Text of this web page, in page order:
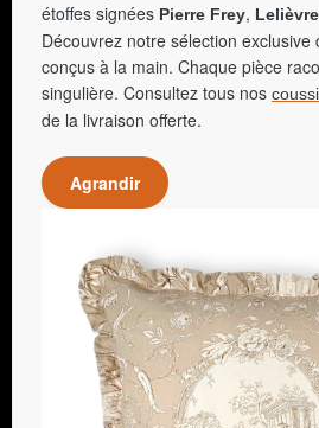
étoffes signées Pierre Frey, Lelièvre
Découvrez notre sélection exclusive
conçus à la main. Chaque pièce
singulière. Consultez tous nos
de la livraison offerte.
Agrandir